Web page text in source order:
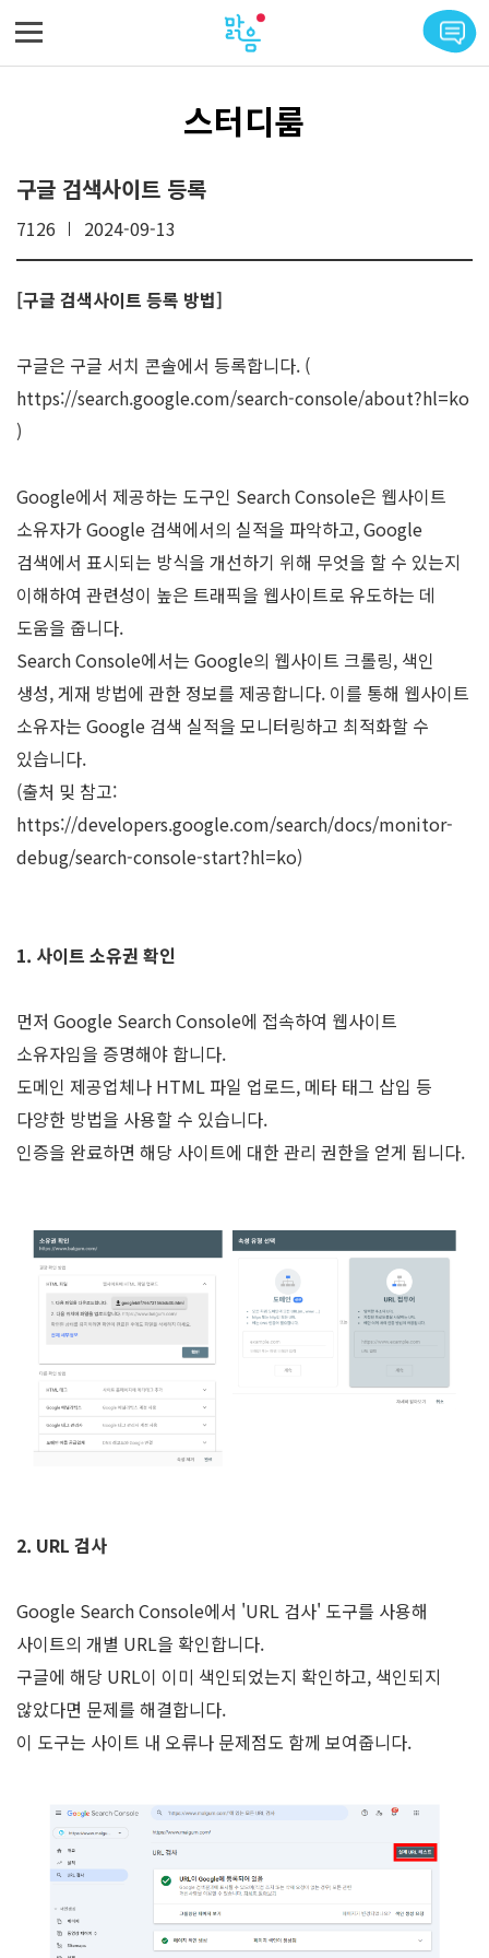
스터디룸
구글 검색사이트 등록
7126 2024-09-13
[구글 검색사이트 등록 방법]
구글은 구글 서치 콘솔에서 등록합니다. (
https://search.google.com/search-console/about?hl=ko
)
Google에서 제공하는 도구인 Search Console은 웹사이트
소유자가 Google 검색에서의 실적을 파악하고, Google
검색에서 표시되는 방식을 개선하기 위해 무엇을 할 수 있는지
이해하여 관련성이 높은 트래픽을 웹사이트로 유도하는 데
도움을 줍니다.
Search Console에서는 Google의 웹사이트 크롤링, 색인
생성, 게재 방법에 관한 정보를 제공합니다. 이를 통해 웹사이트
소유자는 Google 검색 실적을 모니터링하고 최적화할 수
있습니다.
(출처 밎 참고:
https://developers.google.com/search/docs/monitor-
debug/search-console-start?hl=ko)
1. 사이트 소유권 확인
먼저 Google Search Console에 접속하여 웹사이트
소유자임을 증명해야 합니다.
도메인 제공업체나 HTML 파일 업로드, 메타 태그 삽입 등
다양한 방법을 사용할 수 있습니다.
인증을 완료하면 해당 사이트에 대한 관리 권한을 얻게 됩니다.
2. URL 검사
Google Search Console에서 'URL 검사' 도구를 사용해
사이트의 개별 URL을 확인합니다.
구글에 해당 URL이 이미 색인되었는지 확인하고, 색인되지
않았다면 문제를 해결합니다.
이 도구는 사이트 내 오류나 문제점도 함께 보여줍니다.